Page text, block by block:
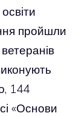
пройшли
144
«Основи